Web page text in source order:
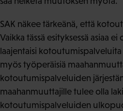
SAK näkee tärkeänä, että
Vaikka tässä esityksessä asiaa ei
laajentaisi
myös työperäisiä
kotoutumispalveluiden
maahanmuuttajille tulee olla
kotoutumispalveluiden